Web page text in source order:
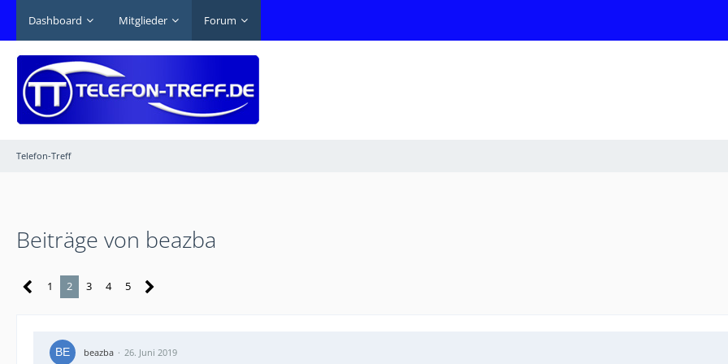
Dashboard Mitglieder Forum
Telefon-Treff
Beiträge von beazba
1 2 3 4 5
beazba 26. Juni 2019